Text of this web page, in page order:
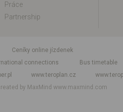
Práce
Partnership
Ceníky online jízdenek
connections
Bus timetable
www.teroplan.cz
by MaxMindwww.maxmind.com